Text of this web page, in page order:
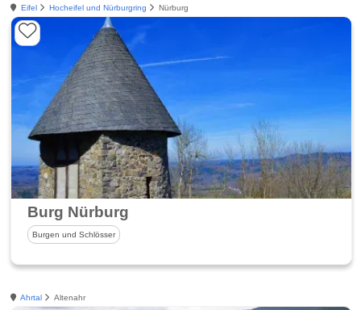
Eifel Hocheifel und Nürburgring Nürburg
Burg Nürburg
Burgen und Schlösser
Ahrtal Altenahr